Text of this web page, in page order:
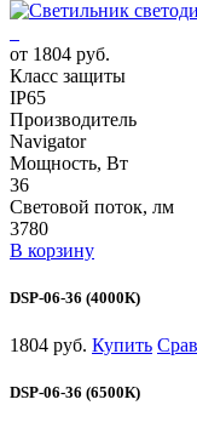
от 1804 руб.
Класс защиты
IP65
Производитель
Navigator
Мощность, Вт
36
Световой поток, лм
3780
В корзину
DSP-06-36 (4000К)
1804 руб. Купить
DSP-06-36 (6500К)